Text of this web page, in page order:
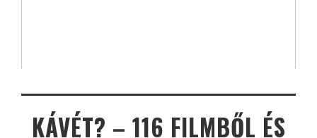
KÁVÉT? – 116 FILMBŐL ÉS